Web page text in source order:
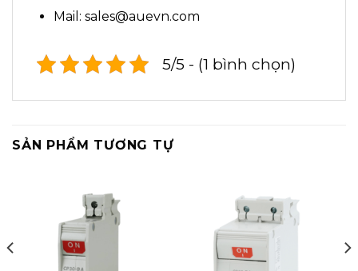
Mail: sales@auevn.com
5/5 - (1 bình chọn)
SẢN PHẨM TƯƠNG TỰ